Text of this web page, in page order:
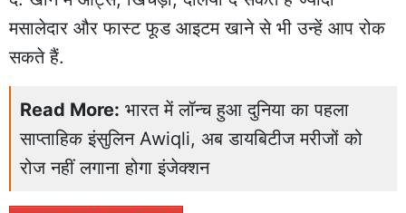
मसालेदार और फास्ट फूड आइटम खाने से भी उन्हें आप रोक
सकते हैं.
Read More: भारत में लॉन्च हुआ दुनिया का पहला
साप्ताहिक इंसुलिन Awiqli, अब डायबिटीज मरीजों को
रोज नहीं लगाना होगा इंजेक्शन